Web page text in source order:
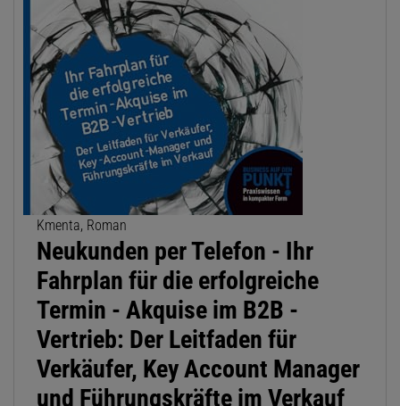
Kmenta, Roman
Neukunden per Telefon - Ihr
Fahrplan für die erfolgreiche
Termin - Akquise im B2B -
Vertrieb: Der Leitfaden für
Verkäufer, Key Account Manager
und Führungskräfte im Verkauf